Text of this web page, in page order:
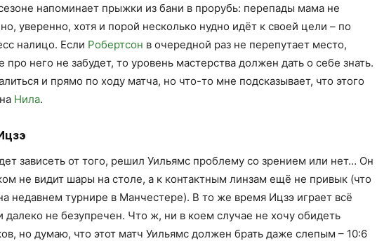
напоминает прыжки из бани в прорубь: перепады мама не
уверенно, хотя и порой несколько нудно идёт к своей цели – по
налицо. Если Робертсон в очередной раз не перепутает место,
него не забудет, то уровень мастерства должен дать о себе знать.
и прямо по ходу матча, но что-то мне подсказывает, что этого
Нила.
зависеть от того, решил Уильямс проблему со зрением или нет… Он
не видит шары на столе, а к контактным линзам ещё не привык (что
недавнем турнире в Манчестере). В то же время Ицзэ играет всё
далеко не безупречен. Что ж, ни в коем случае не хочу обидеть
но думаю, что этот матч Уильямс должен брать даже слепым – 10:6